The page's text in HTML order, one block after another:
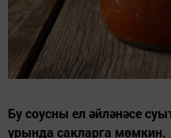
Бу соусны ел әйләнәсе
урында сакларга мөмкин.